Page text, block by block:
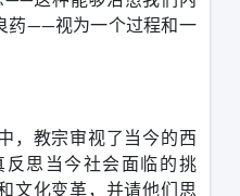
药——视为一个过程和一
，教宗审视了当今的西
思当今社会面临的挑
文化变革，并请他们思